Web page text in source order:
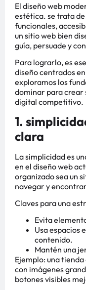
El diseño web
estética. se trata
funcionales,
un sitio web bien
guía, persuade y
Para lograrlo, es
diseño centrados
exploramos los
dominar para crear
digital competitivo.
1.
clara
La simplicidad es
en el diseño web
organizado sea un
navegar y
Claves para una
Evita
Usa espacios
contenido.
Mantén una
Ejemplo: una
con imágenes
botones visibles